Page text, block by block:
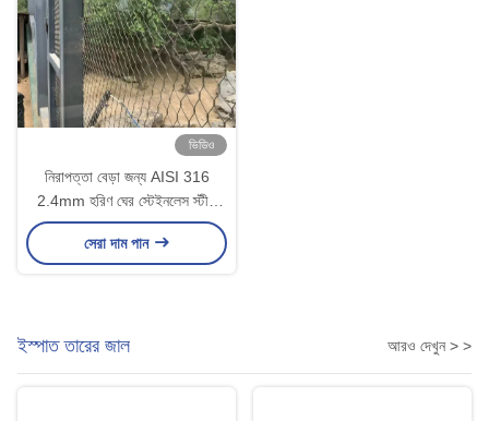
ভিডিও
নিরাপত্তা বেড়া জন্য AISI 316
2.4mm হরিণ ঘের স্টেইনলেস স্টীল
তারের দড়ি জাল
সেরা দাম পান
ইস্পাত তারের জাল আরও দেখুন > >